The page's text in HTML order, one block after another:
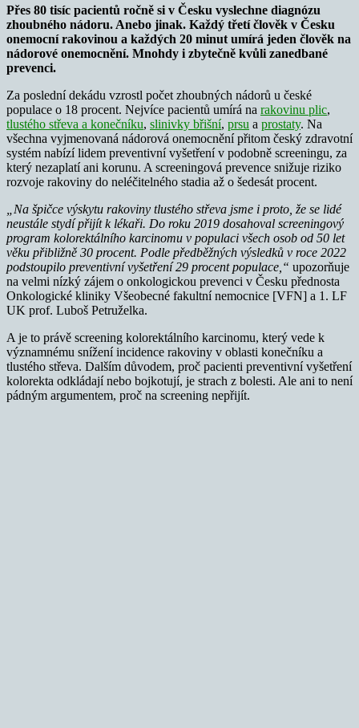
Přes 80 tisíc pacientů ročně si v Česku vyslechne diagnózu
zhoubného nádoru. Anebo jinak. Každý třetí člověk v Česku
onemocní rakovinou a každých 20 minut umírá jeden člověk na
nádorové onemocnění. Mnohdy i zbytečně kvůli zanedbané
prevenci.
Za poslední dekádu vzrostl počet zhoubných nádorů u české
populace o 18 procent. Nejvíce pacientů umírá na rakovinu plic,
tlustého střeva a konečníku, slinivky břišní, prsu a prostaty. Na
všechna vyjmenovaná nádorová onemocnění přitom český zdravotní
systém nabízí lidem preventivní vyšetření v podobně screeningu, za
který nezaplatí ani korunu. A screeningová prevence snižuje riziko
rozvoje rakoviny do neléčitelného stadia až o šedesát procent.
„Na špičce výskytu rakoviny tlustého střeva jsme i proto, že se lidé
neustále stydí přijít k lékaři. Do roku 2019 dosahoval screeningový
program kolorektálního karcinomu v populaci všech osob od 50 let
věku přibližně 30 procent. Podle předběžných výsledků v roce 2022
podstoupilo preventivní vyšetření 29 procent populace,“ upozorňuje
na velmi nízký zájem o onkologickou prevenci v Česku přednosta
Onkologické kliniky Všeobecné fakultní nemocnice [VFN] a 1. LF
UK prof. Luboš Petruželka.
A je to právě screening kolorektálního karcinomu, který vede k
významnému snížení incidence rakoviny v oblasti konečníku a
tlustého střeva. Dalším důvodem, proč pacienti preventivní vyšetření
kolorekta odkládají nebo bojkotují, je strach z bolesti. Ale ani to není
pádným argumentem, proč na screening nepřijít.